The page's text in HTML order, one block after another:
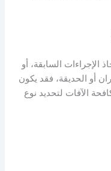
الإجراءات السابقة، أو
أو الحديقة، فقد يكون
الآفات لتحديد نوع